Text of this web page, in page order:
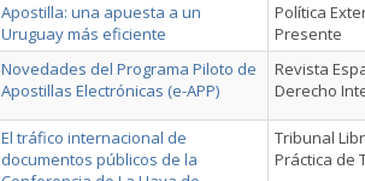
Apostilla: una apuesta a un
Uruguay más eficiente
Política
Presente
Novedades del Programa Piloto de
Apostillas Electrónicas (e-APP)
Revista
Derecho
El tráfico internacional de
documentos públicos de la
Tribunal
Práctica de